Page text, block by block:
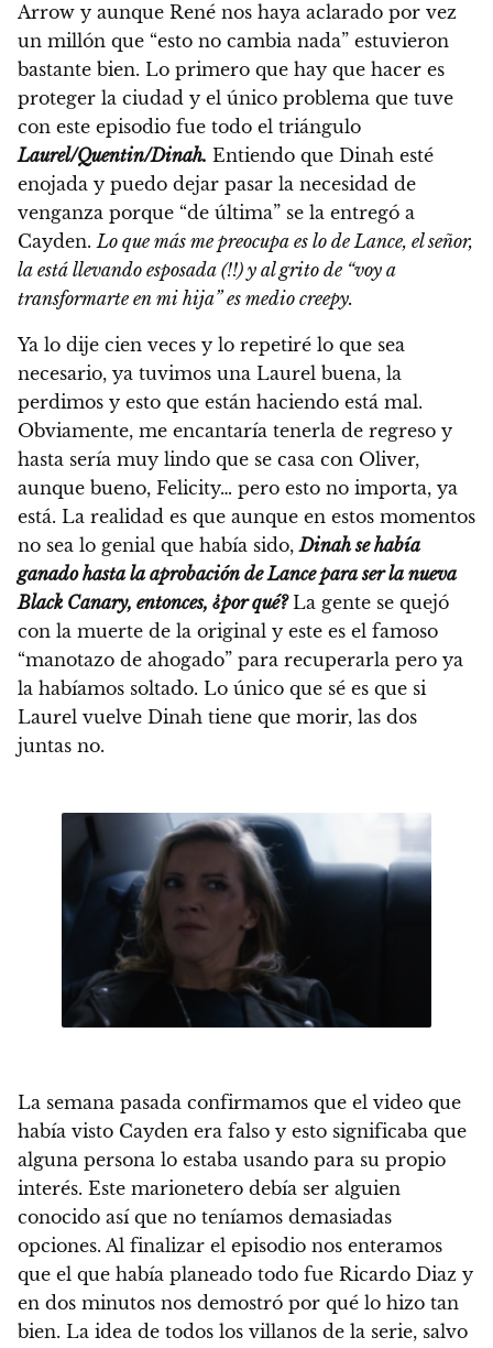
Arrow y aunque René nos haya aclarado por vez
un millón que “esto no cambia nada” estuvieron
bastante bien. Lo primero que hay que hacer es
proteger la ciudad y el único problema que tuve
con este episodio fue todo el triángulo
Laurel/Quentin/Dinah. Entiendo que Dinah esté
enojada y puedo dejar pasar la necesidad de
venganza porque “de última” se la entregó a
Cayden.Lo que más me preocupa es lo de Lance, el señor,
la está llevando esposada (!!) y al grito de “voy a
transformarte en mi hija” es medio creepy.
Ya lo dije cien veces y lo repetiré lo que sea
necesario, ya tuvimos una Laurel buena, la
perdimos y esto que están haciendo está mal.
Obviamente, me encantaría tenerla de regreso y
hasta sería muy lindo que se casa con Oliver,
aunque bueno, Felicity… pero esto no importa, ya
está. La realidad es que aunque en estos momentos
no sea lo genial que había sido,Dinah se había
ganado hasta la aprobación de Lance para ser la nueva
Black Canary, entonces, ¿por qué?La gente se quejó
con la muerte de la original y este es el famoso
“manotazo de ahogado” para recuperarla pero ya
la habíamos soltado. Lo único que sé es que si
Laurel vuelve Dinah tiene que morir, las dos
juntas no.
La semana pasada confirmamos que el video que
había visto Cayden era falso y esto significaba que
alguna persona lo estaba usando para su propio
interés. Este marionetero debía ser alguien
conocido así que no teníamos demasiadas
opciones. Al finalizar el episodio nos enteramos
que el que había planeado todo fue Ricardo Diaz y
en dos minutos nos demostró por qué lo hizo tan
bien. La idea de todos los villanos de la serie, salvo